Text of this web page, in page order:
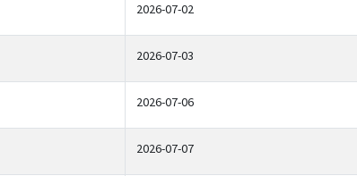
2026-07-02
2026-07-03
2026-07-06
2026-07-07